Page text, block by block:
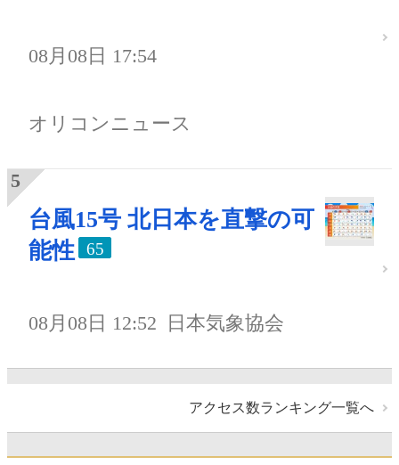
08月08日 17:54
オリコンニュース
台風15号 北日本を直撃の可
能性
65
08月08日 12:52 日本気象協会
アクセス数ランキング一覧へ